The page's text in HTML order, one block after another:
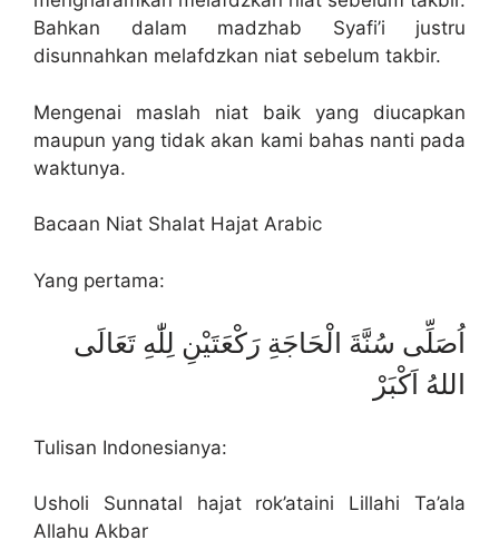
Bahkan dalam madzhab Syafi’i justru
disunnahkan melafdzkan niat sebelum takbir.
Mengenai maslah niat baik yang diucapkan
maupun yang tidak akan kami bahas nanti pada
waktunya.
Bacaan Niat Shalat Hajat Arabic
Yang pertama:
اُصَلِّى سُنَّةَ الْحَاجَةِ رَكْعَتَيْنِ لِلّٰهِ تَعَالَى
اللهُ اَكْبَرْ
Tulisan Indonesianya:
Usholi Sunnatal hajat rok’ataini Lillahi Ta’ala
Allahu Akbar